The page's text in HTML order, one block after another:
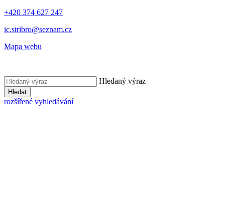
+420 374 627 247
ic.stribro@seznam.cz
Mapa webu
Hledaný výraz
Hledat
rozšířené vyhledávání